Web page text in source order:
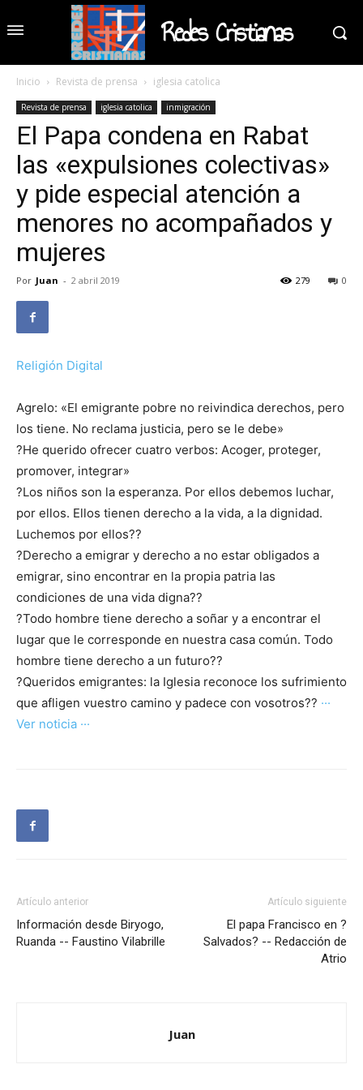
Redes Cristianas
Inicio Revista de prensa iglesia catolica
Revista de prensa iglesia catolica inmigración
El Papa condena en Rabat
las «expulsiones colectivas»
y pide especial atención a
menores no acompañados y
mujeres
Por Juan - 2 abril 2019 0
279
Religión Digital
Agrelo: «El emigrante pobre no reivindica derechos, pero
los tiene. No reclama justicia, pero se le debe»
?He querido ofrecer cuatro verbos: Acoger, proteger,
promover, integrar»
?Los niños son la esperanza. Por ellos debemos luchar,
por ellos. Ellos tienen derecho a la vida, a la dignidad.
Luchemos por ellos??
?Derecho a emigrar y derecho a no estar obligados a
emigrar, sino encontrar en la propia patria las
condiciones de una vida digna??
?Todo hombre tiene derecho a soñar y a encontrar el
lugar que le corresponde en nuestra casa común. Todo
hombre tiene derecho a un futuro??
?Queridos emigrantes: la Iglesia reconoce los sufrimiento
que afligen vuestro camino y padece con vosotros?? ···
Ver noticia ···
Artículo anterior
Información desde Biryogo,
Ruanda -- Faustino Vilabrille
Artículo siguiente
El papa Francisco en ?
Salvados? -- Redacción de
Atrio
Juan